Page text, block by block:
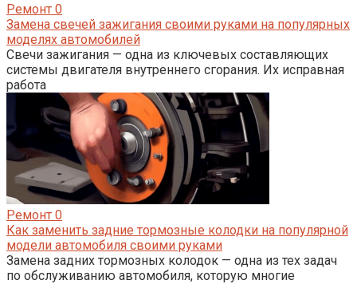
Ремонт 0
Замена свечей зажигания своими руками на популярных
моделях автомобилей
Свечи зажигания — одна из ключевых составляющих
системы двигателя внутреннего сгорания. Их исправная
работа
Ремонт 0
Как заменить задние тормозные колодки на популярной
модели автомобиля своими руками
Замена задних тормозных колодок — одна из тех задач
по обслуживанию автомобиля, которую многие